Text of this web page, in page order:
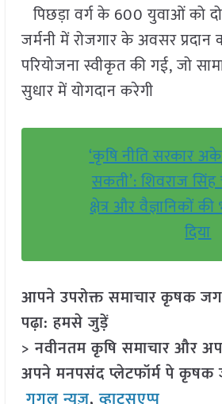
पिछड़ा वर्ग के 600 युवाओं को
जर्मनी में रोजगार के अवसर
परियोजना स्वीकृत की गई, जो
सुधार में योगदान करेगी
‘कृषि नीति सरकार
सकती’: शिवराज सिंह
क्षेत्र और वैज्ञानिकों
दिया
आपने उपरोक्त समाचार कृषक
पढ़ा: हमसे जुड़ें
> नवीनतम कृषि समाचार और
अपने मनपसंद प्लेटफॉर्म पे